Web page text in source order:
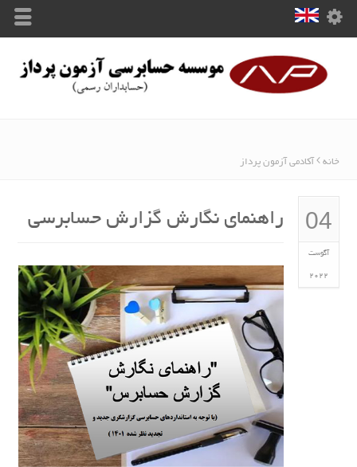
خانه آکادمی آزمون پرداز
04
آگوست
2022
راهنمای نگارش گزارش حسابرسی